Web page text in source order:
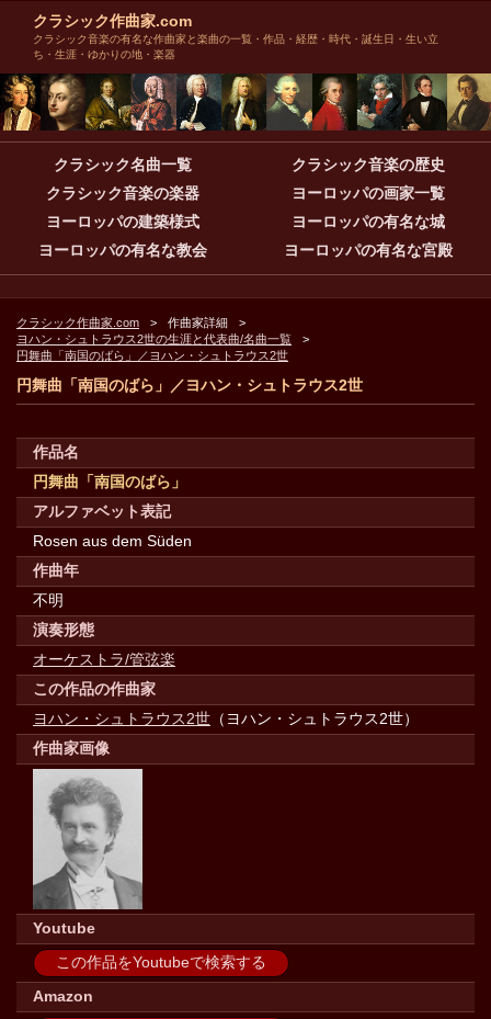
クラシック作曲家.com
クラシック音楽の有名な作曲家と楽曲の一覧・作品・経歴・時代・誕生日・生い立
ち・生涯・ゆかりの地・楽器
クラシック名曲一覧
クラシック音楽の歴史
クラシック音楽の楽器
ヨーロッパの画家一覧
ヨーロッパの建築様式
ヨーロッパの有名な城
ヨーロッパの有名な教会
ヨーロッパの有名な宮殿
クラシック作曲家.com
作曲家詳細
ヨハン・シュトラウス2世の生涯と代表曲/名曲一覧
円舞曲「南国のばら」／ヨハン・シュトラウス2世
円舞曲「南国のばら」／ヨハン・シュトラウス2世
作品名
円舞曲「南国のばら」
アルファベット表記
Rosen aus dem Süden
作曲年
不明
演奏形態
オーケストラ/管弦楽
この作品の作曲家
ヨハン・シュトラウス2世 （ヨハン・シュトラウス2世）
作曲家画像
Youtube
この作品をYoutubeで検索する
Amazon